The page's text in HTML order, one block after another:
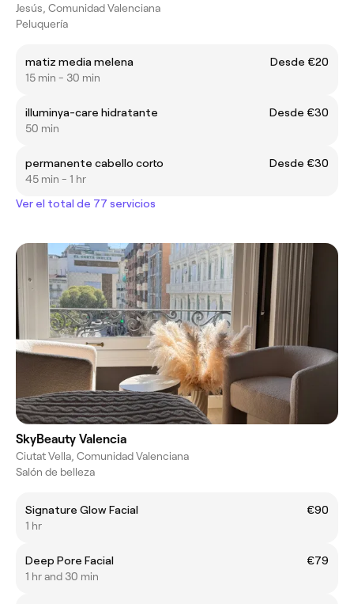
Jesús, Comunidad Valenciana
Peluquería
matiz media melena
Desde €20
15 min - 30 min
illuminya-care hidratante
Desde €30
50 min
permanente cabello corto
Desde €30
45 min - 1 hr
Ver el total de 77 servicios
SkyBeauty Valencia
Ciutat Vella, Comunidad Valenciana
Salón de belleza
Signature Glow Facial
€90
1 hr
Deep Pore Facial
€79
1 hr and 30 min